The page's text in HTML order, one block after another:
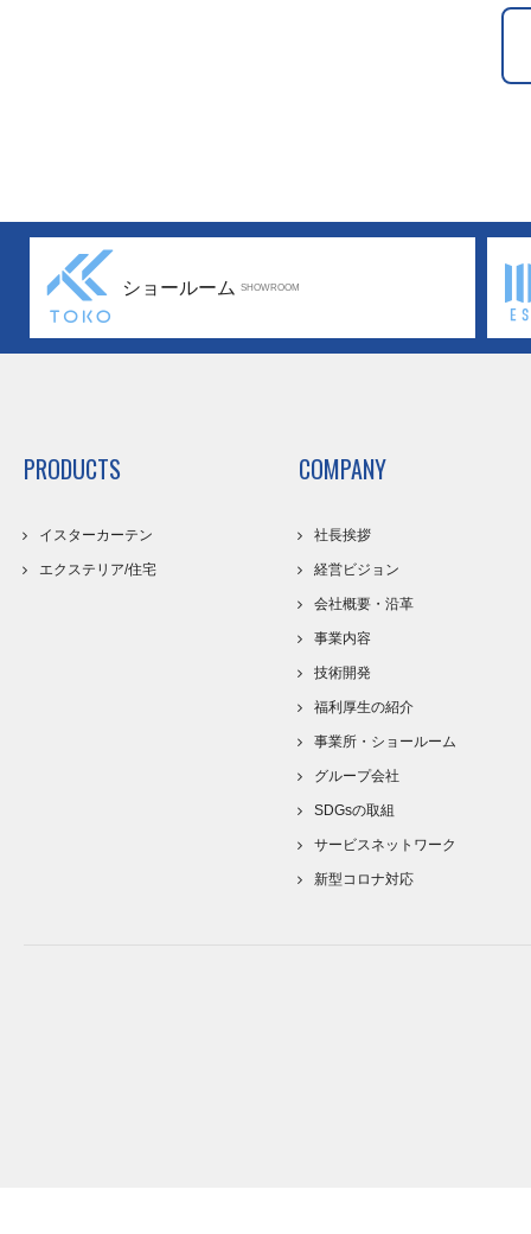
ショールーム SHOWROOM
PRODUCTS
イスターカーテン
エクステリア/住宅
COMPANY
社長挨拶
経営ビジョン
会社概要・沿革
事業内容
技術開発
福利厚生の紹介
事業所・ショールーム
グループ会社
SDGsの取組
サービスネットワーク
新型コロナ対応